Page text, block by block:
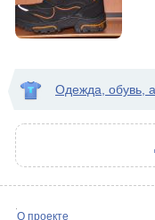
Одежда, обувь,
О проекте